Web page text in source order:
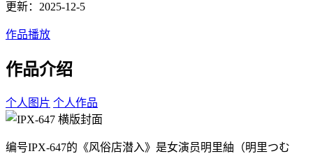
更新：2025-12-5
作品播放
作品介绍
个人图片 个人作品
编号IPX-647的《风俗店潜入》是女演员明里紬（明里つむ